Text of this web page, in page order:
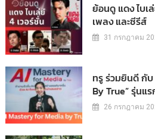
ย้อนดู แดง ไบเ
เพลง และซีรีส์
31 กรกฎาคม
ทรู ร่วมยินดี กับ
By True” รุ่นแร
26 กรกฎาคม